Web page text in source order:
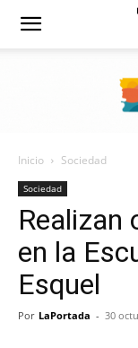
Diario
Portada
Inicio Sociedad
Sociedad
Realizan
en la
Esquel
Por LaPortada - 30